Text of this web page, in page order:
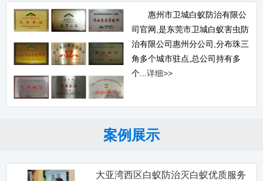
惠州市卫城白蚁防治有限公
司官网,是东莞市卫城白蚁害虫防
治有限公司惠州分公司,分布珠三
角多个城市驻点,总公司持有多
个...详细>>
案例展示
大亚湾西区白蚁防治灭白蚁优质服务